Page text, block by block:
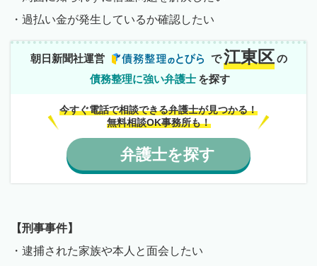
・過払い金が発生しているか確認したい
朝日新聞社運営 で 江東区 の
債務整理に強い弁護士 を探す
今すぐ電話で相談できる弁護士が見つかる！
無料相談OK事務所も！
弁護士を探す
【刑事事件】
・逮捕された家族や本人と面会したい